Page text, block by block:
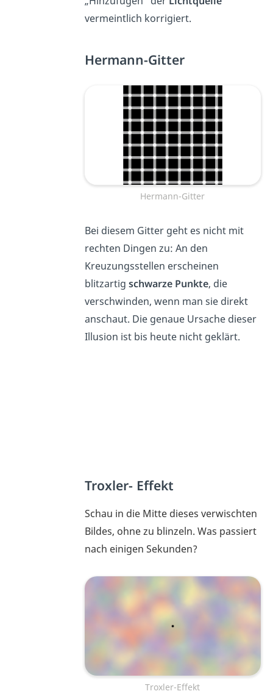
vermeintlich korrigiert.
Hermann-Gitter
Hermann-Gitter
Bei diesem Gitter geht es nicht mit
rechten Dingen zu: An den
Kreuzungsstellen erscheinen
blitzartig schwarze Punkte, die
verschwinden, wenn man sie direkt
anschaut. Die genaue Ursache dieser
Illusion ist bis heute nicht geklärt.
Troxler- Effekt
Schau in die Mitte dieses verwischten
Bildes, ohne zu blinzeln. Was passiert
nach einigen Sekunden?
Troxler-Effekt